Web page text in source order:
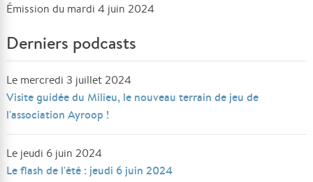
Émission du mardi 4 juin 2024
Derniers podcasts
Le mercredi 3 juillet 2024
Visite guidée du Milieu, le nouveau terrain de jeu de
l'association Ayroop !
Le jeudi 6 juin 2024
Le flash de l'été : jeudi 6 juin 2024